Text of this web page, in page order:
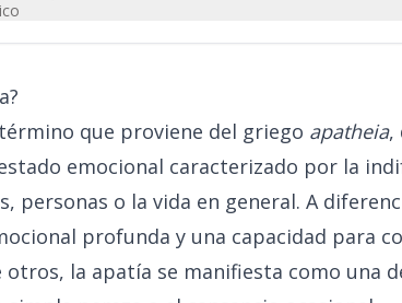
que proviene del griego apatheia,
emocional caracterizado por la
personas o la vida en general. A
profunda y una capacidad para
la apatía se manifiesta como una